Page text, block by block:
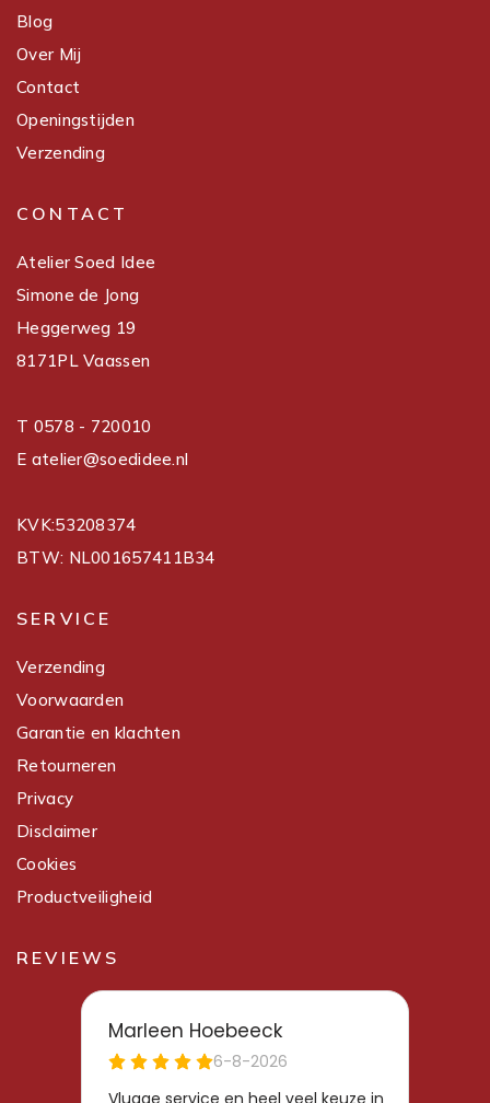
Blog
Over Mij
Contact
Openingstijden
Verzending
CONTACT
Atelier Soed Idee
Simone de Jong
Heggerweg 19
8171PL Vaassen
T 0578 - 720010
E atelier@soedidee.nl
KVK:53208374
BTW: NL001657411B34
SERVICE
Verzending
Voorwaarden
Garantie en klachten
Retourneren
Privacy
Disclaimer
Cookies
Productveiligheid
REVIEWS